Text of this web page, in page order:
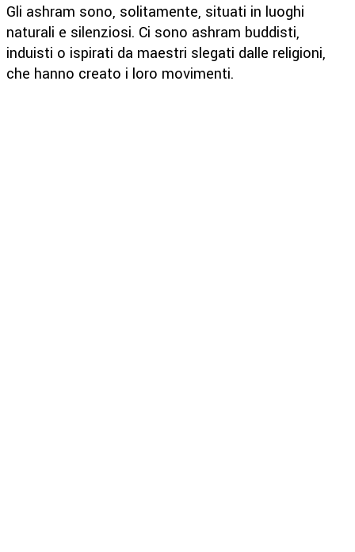
Gli ashram sono, solitamente, situati in luoghi
naturali e silenziosi. Ci sono ashram buddisti,
induisti o ispirati da maestri slegati dalle religioni,
che hanno creato i loro movimenti.